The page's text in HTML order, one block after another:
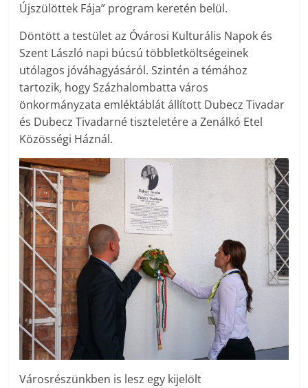
Újszülöttek Fája” program keretén belül.
Döntött a testület az Óvárosi Kulturális Napok és
Szent László napi búcsú többletköltségeinek
utólagos jóváhagyásáról. Szintén a témához
tartozik, hogy Százhalombatta város
önkormányzata emléktáblát állított Dubecz Tivadar
és Dubecz Tivadarné tiszteletére a Zenálkó Etel
Közösségi Háznál.
Városrészünkben is lesz egy kijelölt